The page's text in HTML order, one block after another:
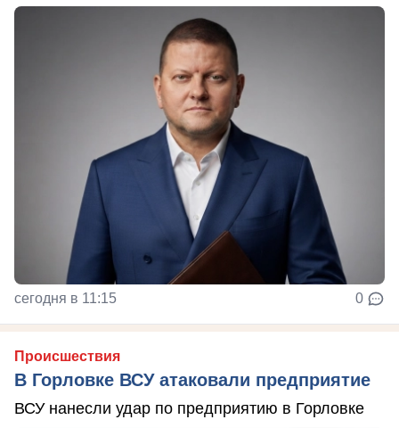
сегодня в 11:15 0
Происшествия
В Горловке ВСУ атаковали предприятие
ВСУ нанесли удар по предприятию в Горловке